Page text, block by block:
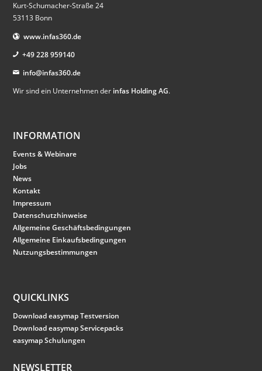
Kurt-Schumacher-Straße 24
53113 Bonn
www.infas360.de
+49 228 959140
info@infas360.de
Wir sind ein Unternehmen der infas Holding AG.
INFORMATION
Events & Webinare
Jobs
News
Kontakt
Impressum
Datenschutzhinweise
Allgemeine Geschäftsbedingungen
Allgemeine Einkaufsbedingungen
Nutzungsbestimmungen
QUICKLINKS
Download easymap Testversion
Download easymap Servicepacks
easymap Schulungen
NEWSLETTER